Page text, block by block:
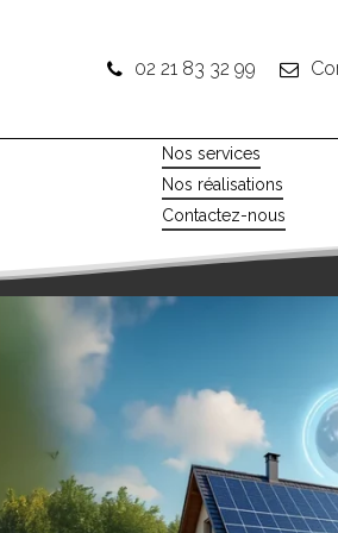
02 21 83 32 99
Nos services
Nos réalisations
Contactez-nous